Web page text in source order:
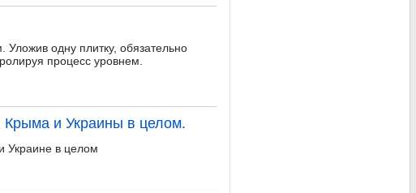
одну плитку, обязательно
процесс уровнем.
Крыма и Украины в целом.
Украине в целом